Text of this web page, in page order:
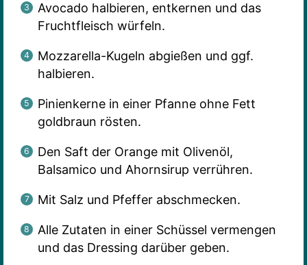
Avocado halbieren, entkernen und das
Fruchtfleisch würfeln.
Mozzarella-Kugeln abgießen und ggf.
halbieren.
Pinienkerne in einer Pfanne ohne Fett
goldbraun rösten.
Den Saft der Orange mit Olivenöl,
Balsamico und Ahornsirup verrühren.
Mit Salz und Pfeffer abschmecken.
Alle Zutaten in einer Schüssel vermengen
und das Dressing darüber geben.